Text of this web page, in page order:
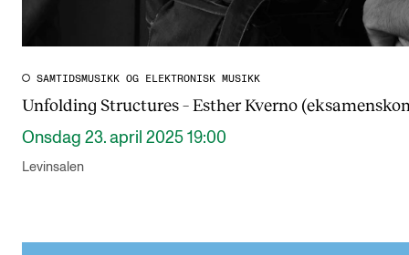
SAMTIDSMUSIKK OG ELEKTRONISK MUSIKK
Unfolding Structures – Esther Kverno
Onsdag 23. april 2025 19:00
Levinsalen